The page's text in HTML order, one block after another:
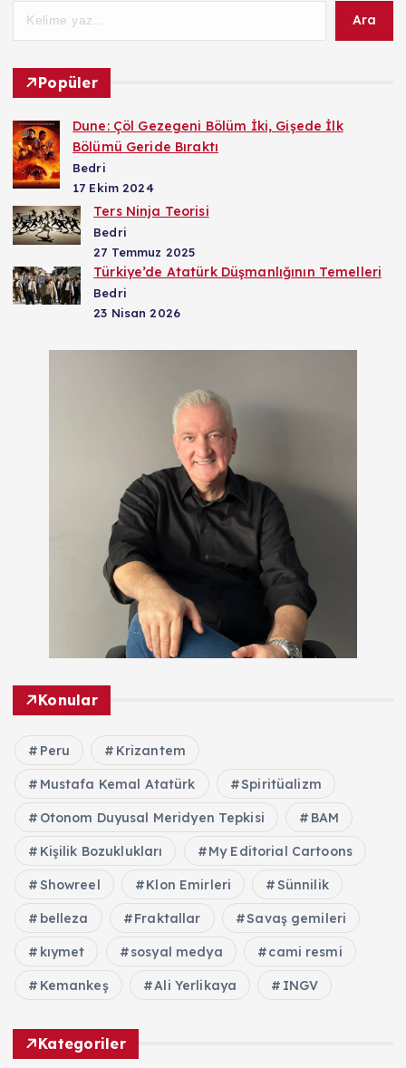
Ara
Popüler
Dune: Çöl Gezegeni Bölüm İki, Gişede İlk
Bölümü Geride Bıraktı
Bedri
17 Ekim 2024
Ters Ninja Teorisi
Bedri
27 Temmuz 2025
Türkiye’de Atatürk Düşmanlığının Temelleri
Bedri
23 Nisan 2026
Konular
Peru Krizantem
Mustafa Kemal Atatürk Spiritüalizm
Otonom Duyusal Meridyen Tepkisi BAM
Kişilik Bozuklukları My Editorial Cartoons
Showreel Klon Emirleri Sünnilik
belleza Fraktallar Savaş gemileri
kıymet sosyal medya cami resmi
Kemankeş Ali Yerlikaya INGV
Kategoriler